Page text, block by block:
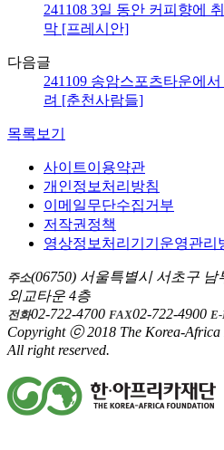
241108 3일 동안 커피향에
막 [프레시안]
다음글
241109 송암스포츠타운에서
려 [춘천사람들]
목록보기
사이트이용약관
개인정보처리방침
이메일무단수집거부
저작권정책
영상정보처리기기운영관리
주소(06750) 서울특별시 서초구 남
외교타운 4층
전화02-722-4700 FAX02-722-4900
Copyright ⓒ 2018 The Korea-Africa
All right reserved.